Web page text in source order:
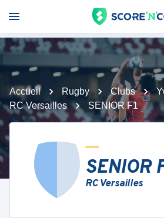
Accueil Rugby Clubs
RC Versailles
SENIOR F1
SENIOR
RC Versailles